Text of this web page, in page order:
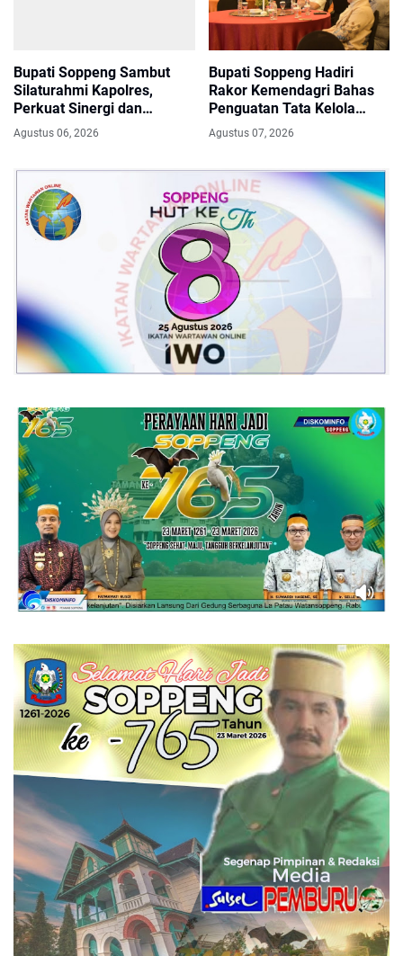
Bupati Soppeng Sambut
Silaturahmi Kapolres,
Perkuat Sinergi dan
Kordinasi untuk
Pembangunan Daerah dan
Agustus 06, 2026
Bupati Soppeng Hadiri
Rakor Kemendagri Bahas
Penguatan Tata Kelola
BUMD, BLUD dan Barang
Milik Daerah
Agustus 07, 2026